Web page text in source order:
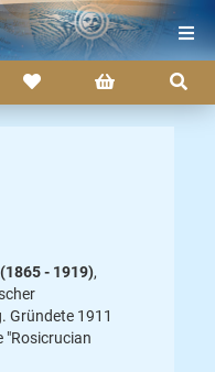
- 1919),
Gründete 1911
"Rosicrucian